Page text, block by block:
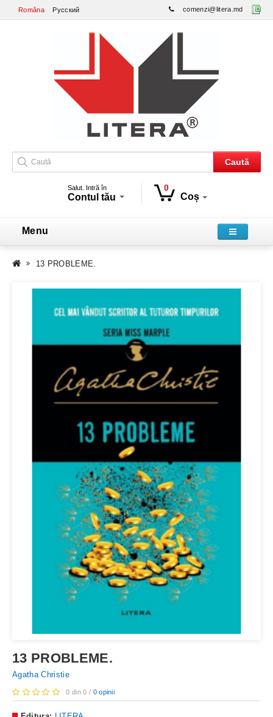
Româna Русский comenzi@litera.md
Caută
Salut. Intră în
Contul tău
0
Coș
Menu
13 PROBLEME.
13 PROBLEME.
Agatha Christie
0 din 0 / 0 opinii